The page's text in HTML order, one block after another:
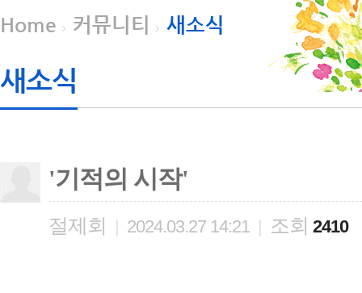
Home 커뮤니티 새소식
새소식
'기적의 시작'
절제회 | 2024.03.27 14:21 | 조회 2410